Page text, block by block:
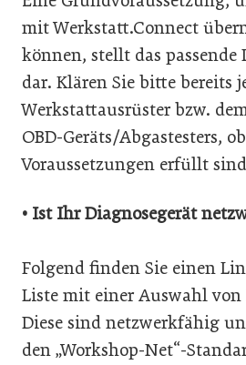
mit Werkstatt.Connect
können, stellt das passende
dar. Klären Sie bitte bereits
Werkstattausrüster bzw.
OBD-Geräts/Abgastesters,
Voraussetzungen erfüllt
• Ist Ihr Diagnosegerät
Folgend finden Sie einen
Liste mit einer Auswahl von
Diese sind netzwerkfähig
den „Workshop-Net“-